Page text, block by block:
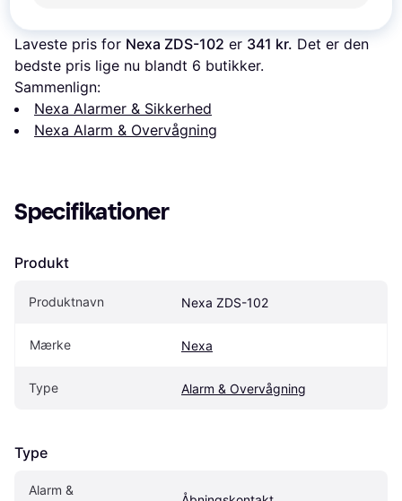
Laveste pris for Nexa ZDS-102 er 341 kr. Det er den
bedste pris lige nu blandt 6 butikker.
Sammenlign:
Nexa Alarmer & Sikkerhed
Nexa Alarm & Overvågning
Specifikationer
Produkt
Produktnavn Nexa ZDS-102
Mærke Nexa
Type Alarm & Overvågning
Type
Alarm &